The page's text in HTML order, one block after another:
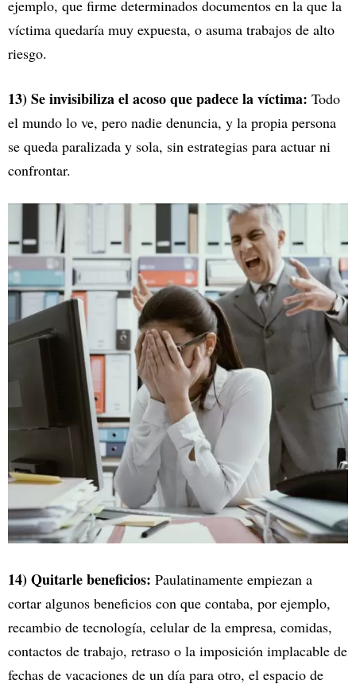
ejemplo, que firme determinados documentos en la que la
víctima quedaría muy expuesta, o asuma trabajos de alto
riesgo.
13) Se invisibiliza el acoso que padece la víctima: Todo
el mundo lo ve, pero nadie denuncia, y la propia persona
se queda paralizada y sola, sin estrategias para actuar ni
confrontar.
14) Quitarle beneficios: Paulatinamente empiezan a
cortar algunos beneficios con que contaba, por ejemplo,
recambio de tecnología, celular de la empresa, comidas,
contactos de trabajo, retraso o la imposición implacable de
fechas de vacaciones de un día para otro, el espacio de